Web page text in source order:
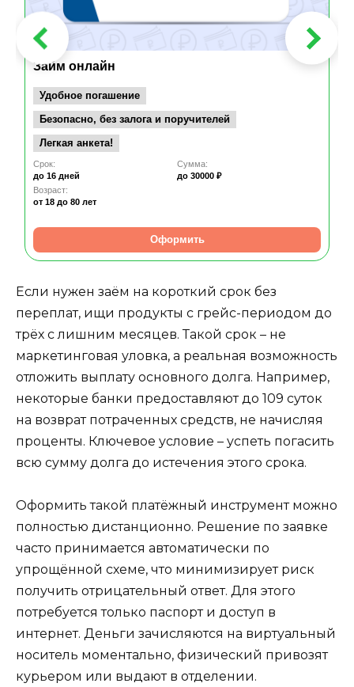
Займ онлайн
Удобное погашение
Безопасно, без залога и поручителей
Легкая анкета!
Срок:
до 16 дней
Сумма:
до 30000 ₽
Возраст:
от 18 до 80 лет
Оформить
Если нужен заём на короткий срок без
переплат, ищи продукты с грейс-периодом до
трёх с лишним месяцев. Такой срок – не
маркетинговая уловка, а реальная возможность
отложить выплату основного долга. Например,
некоторые банки предоставляют до 109 суток
на возврат потраченных средств, не начисляя
проценты. Ключевое условие – успеть погасить
всю сумму долга до истечения этого срока.
Оформить такой платёжный инструмент можно
полностью дистанционно. Решение по заявке
часто принимается автоматически по
упрощённой схеме, что минимизирует риск
получить отрицательный ответ. Для этого
потребуется только паспорт и доступ в
интернет. Деньги зачисляются на виртуальный
носитель моментально, физический привозят
курьером или выдают в отделении.